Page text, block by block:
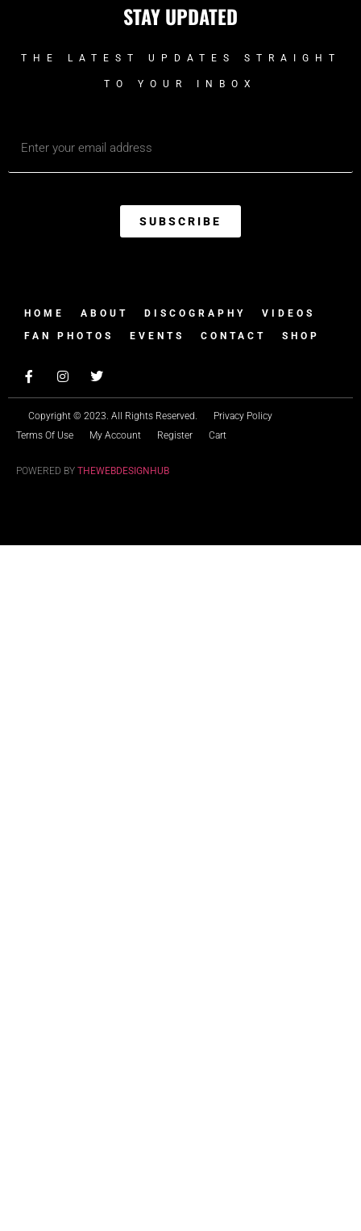
STAY UPDATED
THE LATEST UPDATES STRAIGHT
TO YOUR INBOX
SUBSCRIBE
HOME ABOUT DISCOGRAPHY
VIDEOS
FAN PHOTOS
EVENTS CONTACT SHOP
Copyright © 2023. All Rights Reserved.
Privacy Policy
Terms Of Use
My Account Register Cart
POWERED BY THEWEBDESIGNHUB